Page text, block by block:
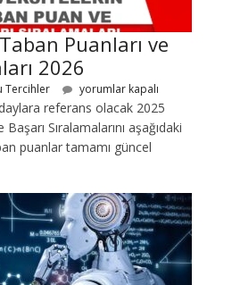
Puanları ve
2026
Tercihler yorumlar kapalı
referans olacak 2025
Sıralamalarını aşağıdaki
puanlar tamamı güncel